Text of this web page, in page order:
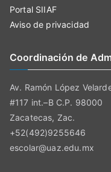
Portal SIIAF
Aviso de privacidad
Coordinación de
Av. Ramón López
#117 int.–B C.P. 98000
Zacatecas, Zac.
+52(492)9255646
escolar@uaz.edu.mx